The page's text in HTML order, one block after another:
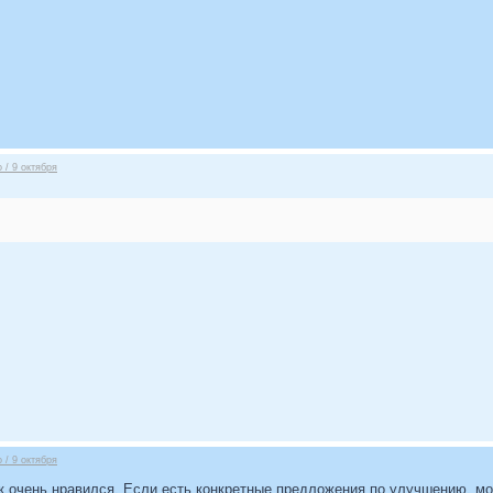
/ 9 октября
/ 9 октября
нравился. Если есть конкретные предложения по улучшению,